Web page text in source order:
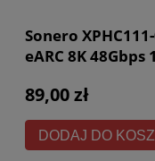
Sonero
eARC 8K 48Gbps
89,00 zł
DODAJ DO